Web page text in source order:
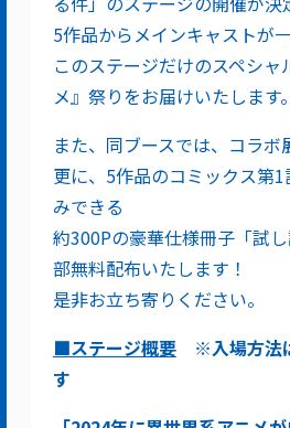
5作品からメインキャストが
このステージだけのスペシャ
メ』祭りをお届けいたします。
また、同ブースでは、コラボ
更に、5作品のコミックス第
みできる
約300Pの豪華仕様冊子「試
部無料配布いたします！
是非お立ち寄りください。
■ステージ概要
※入場方法
す